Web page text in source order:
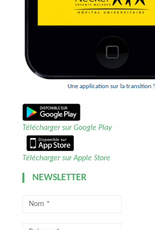
Une application sur la transition !
Télécharger sur Google Play
Télécharger sur Apple Store
NEWSLETTER